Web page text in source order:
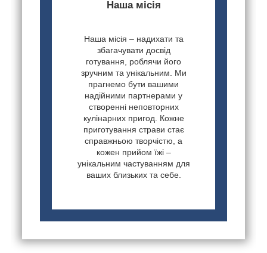
Наша місія
Наша місія – надихати та
збагачувати досвід
готування, роблячи його
зручним та унікальним. Ми
прагнемо бути вашими
надійними партнерами у
створенні неповторних
кулінарних пригод. Кожне
приготування страви стає
справжньою творчістю, а
кожен прийом їжі –
унікальним частуванням для
ваших близьких та себе.